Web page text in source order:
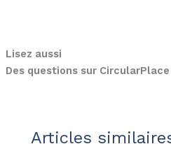
Lisez aussi
Des questions sur CircularPlace
Articles